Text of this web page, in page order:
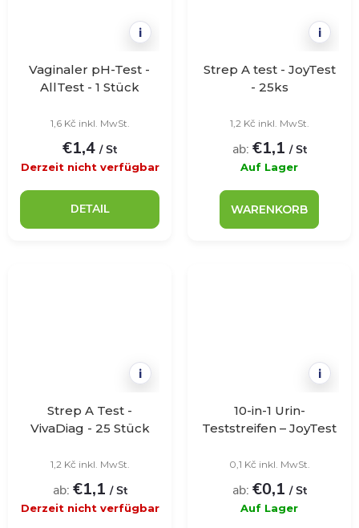
i
Vaginaler pH-Test -
AllTest - 1 Stück
1,6 Kč inkl. MwSt.
€1,4 / St
Derzeit nicht verfügbar
DETAIL
i
Strep A test - JoyTest
- 25ks
1,2 Kč inkl. MwSt.
ab: €1,1 / St
Auf Lager
WARENKORB
i
Strep A Test -
VivaDiag - 25 Stück
1,2 Kč inkl. MwSt.
ab: €1,1 / St
Derzeit nicht verfügbar
i
10-in-1 Urin-
Teststreifen – JoyTest
0,1 Kč inkl. MwSt.
ab: €0,1 / St
Auf Lager